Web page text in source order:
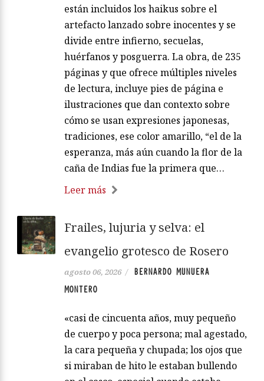
están incluidos los haikus sobre el
artefacto lanzado sobre inocentes y se
divide entre infierno, secuelas,
huérfanos y posguerra. La obra, de 235
páginas y que ofrece múltiples niveles
de lectura, incluye pies de página e
ilustraciones que dan contexto sobre
cómo se usan expresiones japonesas,
tradiciones, ese color amarillo, “el de la
esperanza, más aún cuando la flor de la
caña de Indias fue la primera que…
Leer más
Frailes, lujuria y selva: el
evangelio grotesco de Rosero
agosto 06, 2026 /
BERNARDO MUNUERA
MONTERO
«casi de cincuenta años, muy pequeño
de cuerpo y poca persona; mal agestado,
la cara pequeña y chupada; los ojos que
si miraban de hito le estaban bullendo